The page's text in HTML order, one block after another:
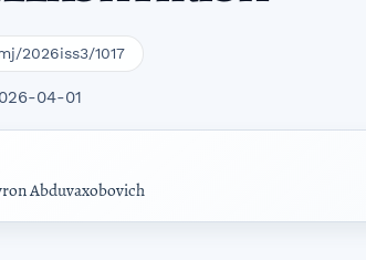
2026iss3/1017
04-01
Abduvaxobovich